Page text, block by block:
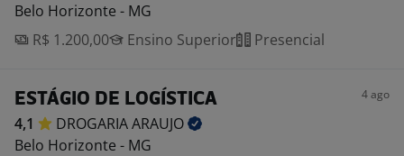
Belo Horizonte - MG
R$ 1.200,00
Ensino Superior Presencial
ESTÁGIO DE LOGÍSTICA 4 ago
4,1 DROGARIAARAUJO
Belo Horizonte - MG